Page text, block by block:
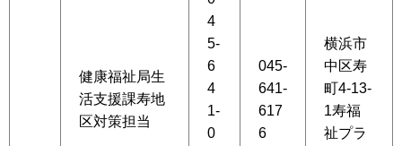
健康福祉局生
活支援課寿地
区対策担当
4
5-
6
4
1-
0
045-
641-
617
6
横浜市
中区寿
町4-13-
1寿福
祉プラ